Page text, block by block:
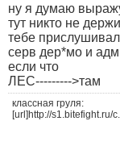
ну я думаю
тут никто не
тебе
серв дер*мо и
если что
ЛЕС--------->там
классная груля:
[url]http://s1.bitefight.ru/